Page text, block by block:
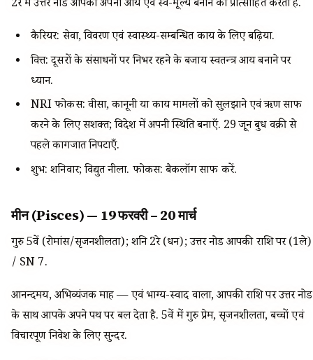
2रे में उत्तर नोड आपको अपनी आय एवं स्व-मूल्य बनाने को प्रोत्साहित करता है.
कैरियर: सेवा, विवरण एवं स्वास्थ्य-सम्बन्धित कार्य के लिए बढ़िया.
वित्त: दूसरों के संसाधनों पर निर्भर रहने के बजाय स्वतन्त्र आय बनाने पर
ध्यान.
NRI फोकस: वीसा, कानूनी या कार्य मामलों को सुलझाने एवं ऋण साफ
करने के लिए सशक्त; विदेश में अपनी स्थिति बनाएँ. 29 जून बुध वक्री से
पहले कागजात निपटाएँ.
शुभ: शनिवार; विद्युत नीला. फोकस: बैकलॉग साफ करें.
मीन (Pisces) — 19 फरवरी – 20 मार्च
गुरु 5वें (रोमांस/सृजनशीलता); शनि 2रे (धन); उत्तर नोड आपकी राशि पर (1ले)
/ SN 7.
आनन्दमय, अभिव्यंजक माह — एवं भाग्य-स्वाद वाला, आपकी राशि पर उत्तर नोड
के साथ आपके अपने पथ पर बल देता है. 5वें में गुरु प्रेम, सृजनशीलता, बच्चों एवं
विचारपूर्ण निवेश के लिए सुन्दर.